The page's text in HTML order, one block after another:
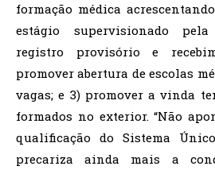
formação médica
estágio supervisionado
registro provisório e
promover abertura de escolas
vagas; e 3) promover a vinda
formados no exterior. “Não
qualificação do Sistema
precariza ainda mais a